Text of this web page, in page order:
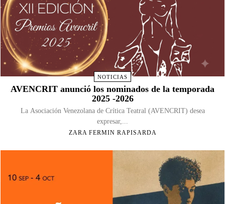
NOTICIAS
AVENCRIT anunció los nominados de la temporada
2025 -2026
La Asociación Venezolana de Crítica Teatral (AVENCRIT) desea
expresar,...
ZARA FERMIN RAPISARDA